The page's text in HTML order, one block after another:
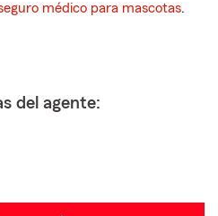
médico para mascotas.
del agente: